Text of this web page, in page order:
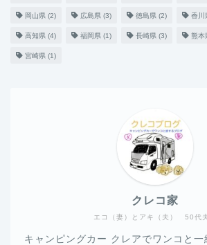
岡山県 (2) 広島県 (3) 徳島県 (2) 香川
高知県 (4) 福岡県 (1) 長崎県 (3) 熊本
宮崎県 (1)
エコ（妻）とアキ（夫） 50代
クレコ家
キャンピングカー クレアでワンコと一